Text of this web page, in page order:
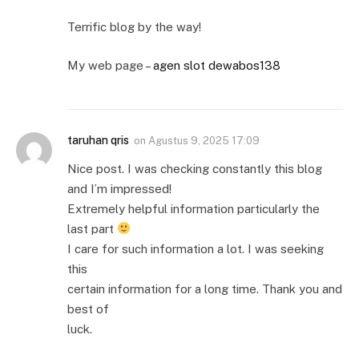
Terrific blog by the way!
My web page –agen slot dewabos138
taruhan qris on Agustus 9, 2025 17:09
Nice post. I was checking constantly this blog
and I’m impressed!
Extremely helpful information particularly the
last part
I care for such information a lot. I was seeking
this
certain information for a long time. Thank you and
best of
luck.